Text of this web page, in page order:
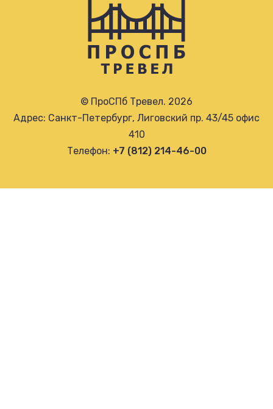
© ПроСПб Тревел. 2026
Адрес: Санкт-Петербург, Лиговский пр. 43/45 офис
410
Телефон: +7 (812) 214-46-00